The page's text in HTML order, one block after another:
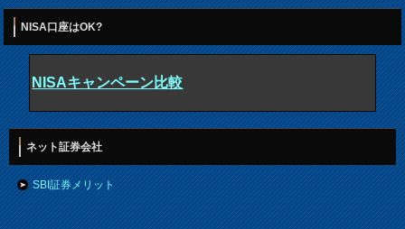
NISA口座はOK?
NISAキャンペーン比較
ネット証券会社
SBI証券メリット